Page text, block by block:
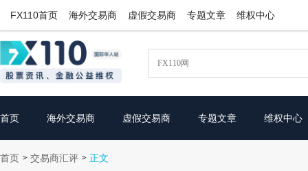
FX110首页 海外交易商 虚假交易商 专题文章 维权中心
首页 海外交易商 虚假交易商 专题文章 维权中心
首页 > 交易商汇评 > 正文